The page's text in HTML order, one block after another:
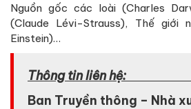
Nguồn gốc các loài (Charles
(Claude Lévi-Strauss), Thế
Einstein)…
Thông tin liên
Ban Truyền thông – Nhà